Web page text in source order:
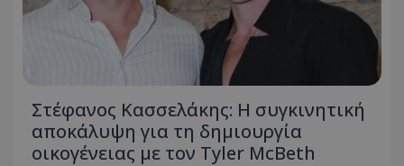
Στέφανος Κασσελάκης: Η συγκινητική
αποκάλυψη για τη δηµιουργία
οικογένειας με τον Tyler McBeth